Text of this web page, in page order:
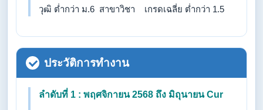
วุฒิ ต่ำกว่า ม.6 สาขาวิชา เกรดเฉลี่ย ต่ำกว่า 1.5
ประวัติการทำงาน
ลำดับที่ 1 : พฤศจิกายน 2568 ถึง มิถุนายน Cur